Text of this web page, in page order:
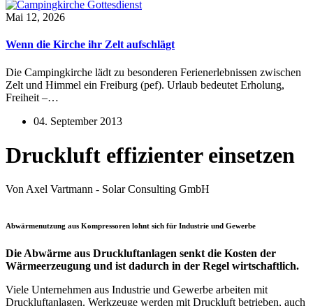
Mai 12, 2026
Wenn die Kirche ihr Zelt aufschlägt
Die Campingkirche lädt zu besonderen Ferienerlebnissen zwischen
Zelt und Himmel ein Freiburg (pef). Urlaub bedeutet Erholung,
Freiheit –…
04. September 2013
Druckluft effizienter einsetzen
Von Axel Vartmann - Solar Consulting GmbH
Abwärmenutzung aus Kompressoren lohnt sich für Industrie und Gewerbe
Die Abwärme aus Druckluftanlagen senkt die Kosten der
Wärmeerzeugung und ist dadurch in der Regel wirtschaftlich.
Viele Unternehmen aus Industrie und Gewerbe arbeiten mit
Druckluftanlagen. Werkzeuge werden mit Druckluft betrieben, auch